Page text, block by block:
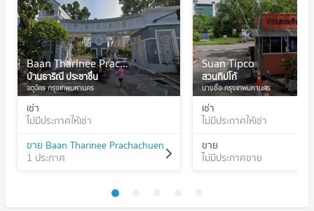
Baan Tharinee Prachachuen
บ้านธาริณี ประชาชื่น
จตุจักร กรุงเทพมหานคร
เช่า
ไม่มีประกาศให้เช่า
ขาย Baan Tharinee Prachachuen
1 ประกาศ
Suan Tipco
สวนทิปโก้
บางซื่อ กรุงเทพมหานคร
เช่า
ไม่มีประกาศให้เช่า
ขาย
ไม่มีประกาศขาย